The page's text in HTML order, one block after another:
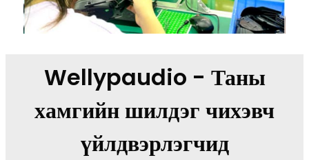
Wellypaudio - Таны
хамгийн шилдэг чихэвч
үйлдвэрлэгчид